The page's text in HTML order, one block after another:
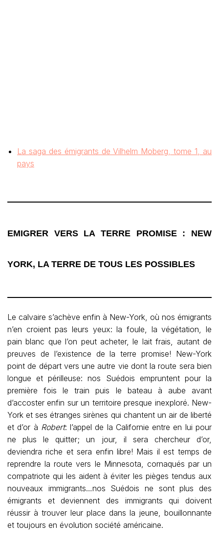
La saga des émigrants de Vilhelm Moberg, tome 1, au
pays
EMIGRER VERS LA TERRE PROMISE : NEW
YORK, LA TERRE DE TOUS LES POSSIBLES
Le calvaire s’achève enfin à New-York, où nos émigrants
n’en croient pas leurs yeux: la foule, la végétation, le
pain blanc que l’on peut acheter, le lait frais, autant de
preuves de l’existence de la terre promise! New-York
point de départ vers une autre vie dont la route sera bien
longue et périlleuse: nos Suédois empruntent pour la
première fois le train puis le bateau à aube avant
d’accoster enfin sur un territoire presque inexploré. New-
York et ses étranges sirènes qui chantent un air de liberté
et d’or à Robert: l’appel de la Californie entre en lui pour
ne plus le quitter; un jour, il sera chercheur d’or,
deviendra riche et sera enfin libre! Mais il est temps de
reprendre la route vers le Minnesota, cornaqués par un
compatriote qui les aident à éviter les pièges tendus aux
nouveaux immigrants…nos Suédois ne sont plus des
émigrants et deviennent des immigrants qui doivent
réussir à trouver leur place dans la jeune, bouillonnante
et toujours en évolution société américaine.